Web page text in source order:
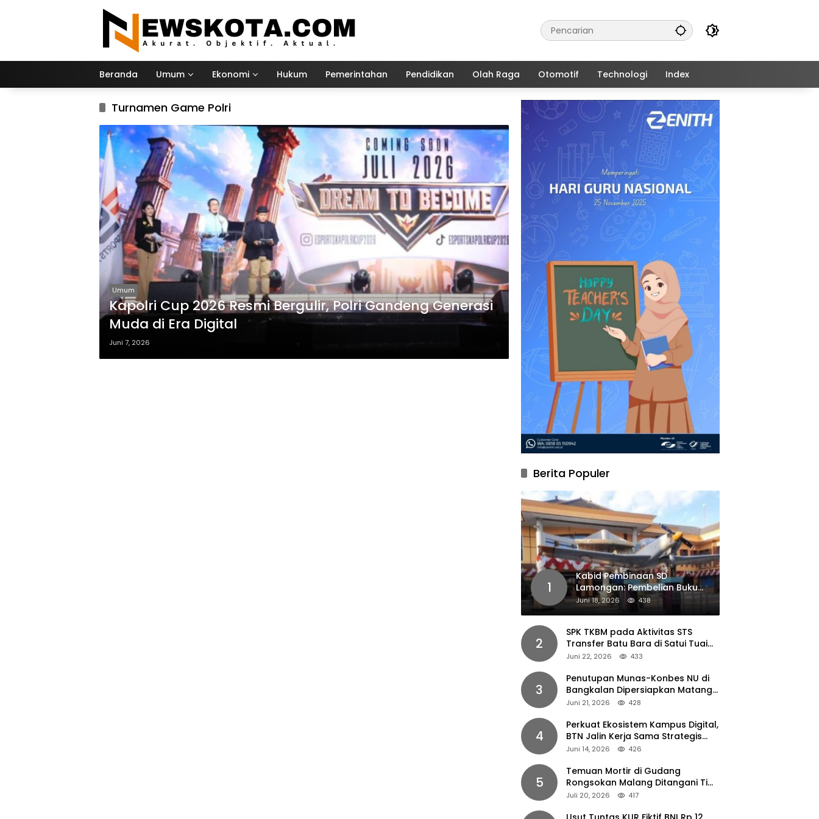
Beranda Umum Ekonomi Hukum Pemerintahan Pendidikan Olah Raga Otomotif Technologi Index
Turnamen Game Polri
Umum
Kapolri Cup 2026 Resmi Bergulir, Polri Gandeng Generasi
Muda di Era Digital
Juni 7, 2026
Berita Populer
1
Kabid Pembinaan SD
Lamongan: Pembelian Buku
Pendamping Tidak Boleh
Dipaksakan
Juni 18, 2026 438
2
SPK TKBM pada Aktivitas STS
Transfer Batu Bara di Satui Tuai
Sorotan
Juni 22, 2026 433
3
Penutupan Munas-Konbes NU di
Bangkalan Dipersiapkan Matang,
Gus Ipul Turun Tangan
Juni 21, 2026 428
4
Perkuat Ekosistem Kampus Digital,
BTN Jalin Kerja Sama Strategis
dengan UNAIR
Juni 14, 2026 426
5
Temuan Mortir di Gudang
Rongsokan Malang Ditangani Tim
Gegana Polda Jatim
Juli 20, 2026 417